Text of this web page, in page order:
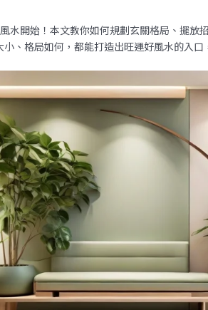
水開始！本文教你如何規劃玄關格局、擺放
、格局如何，都能打造出旺運好風水的入口